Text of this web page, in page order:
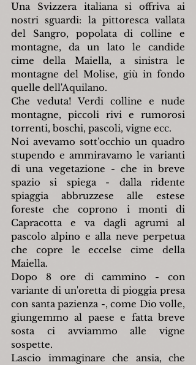
Una Svizzera italiana si offriva ai
nostri sguardi: la pittoresca vallata
del Sangro, popolata di colline e
montagne, da un lato le candide
cime della Maiella, a sinistra le
montagne del Molise, giù in fondo
quelle dell'Aquilano.
Che veduta! Verdi colline e nude
montagne, piccoli rivi e rumorosi
torrenti, boschi, pascoli, vigne ecc.
Noi avevamo sott'occhio un quadro
stupendo e ammiravamo le varianti
di una vegetazione - che in breve
spazio si spiega - dalla ridente
spiaggia abbruzzese alle estese
foreste che coprono i monti di
Capracotta e va dagli agrumi al
pascolo alpino e alla neve perpetua
che copre le eccelse cime della
Maiella.
Dopo 8 ore di cammino - con
variante di un'oretta di pioggia presa
con santa pazienza -, come Dio volle,
giungemmo al paese e fatta breve
sosta ci avviammo alle vigne
sospette.
Lascio immaginare che ansia, che